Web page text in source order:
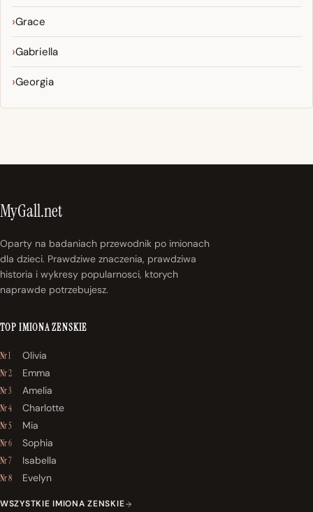
Grace
Gabriella
Georgia
MyGall.net
Oparty na badaniach przewodnik po imionach
dla dzieci. Prawdziwe znaczenia, prawdziwa
historia i wykresy popularnosci, ktorych
naprawde potrzebujesz.
TOP IMIONA ZENSKIE
Nr 1 Olivia
Nr 2 Emma
Nr 3 Amelia
Nr 4 Charlotte
Nr 5 Mia
Nr 6 Sophia
Nr 7 Isabella
Nr 8 Evelyn
WSZYSTKIE IMIONA ZENSKIE